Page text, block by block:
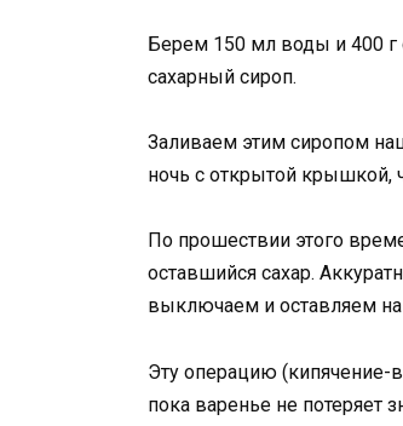
Берем 150 мл воды и 400 г
сахарный сироп.
Заливаем этим сиропом
ночь с открытой крышкой,
По прошествии этого
оставшийся сахар.
выключаем и оставляем на
Эту операцию (кипячение-
пока варенье не потеряет